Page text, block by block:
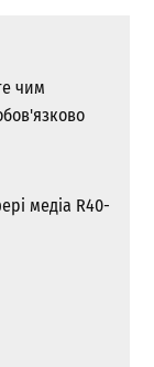
чим
медіа R40-